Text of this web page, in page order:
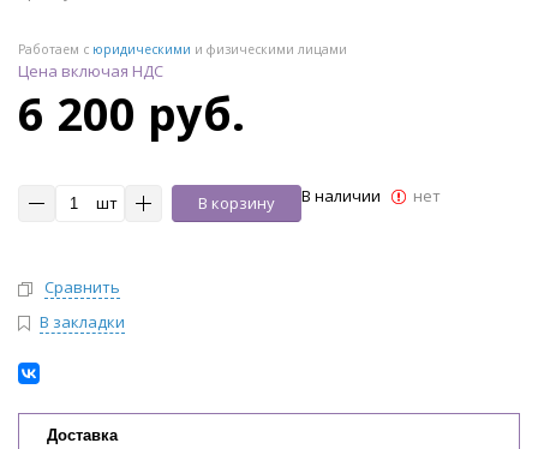
Работаем с юридическими и физическими лицами
Цена включая НДС
6 200 руб.
шт В корзину В наличии нет
Сравнить
В закладки
Доставка